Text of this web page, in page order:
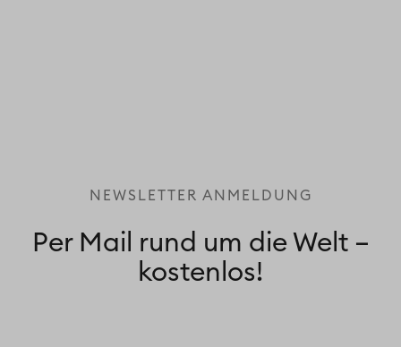
NEWSLETTER ANMELDUNG
Per Mail rund um die Welt –
kostenlos!